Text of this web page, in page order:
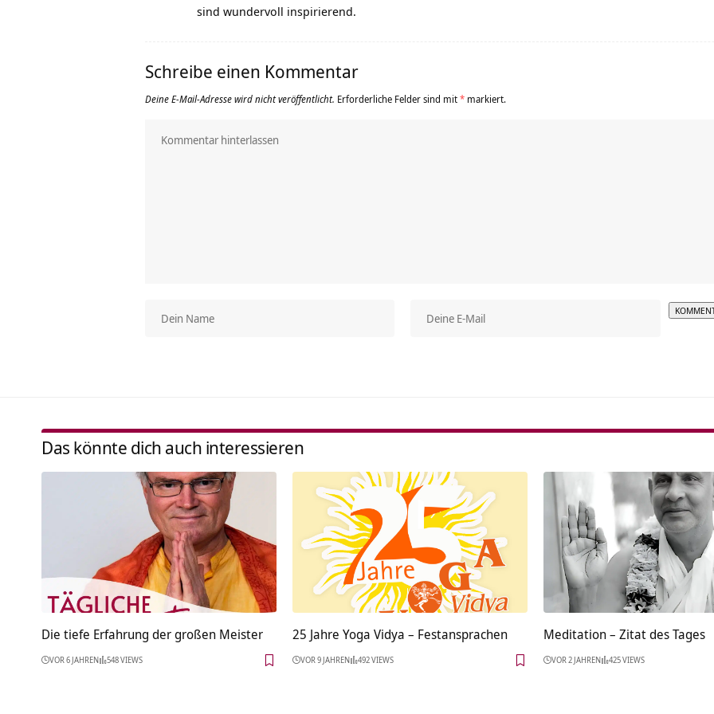
sind wundervoll inspirierend.
Schreibe einen Kommentar
Deine E-Mail-Adresse wird nicht veröffentlicht. Erforderliche Felder sind mit* markiert.
Das könnte dich auch interessieren
Die tiefe Erfahrung der großen Meister
VOR 6 JAHREN 548 VIEWS
25 Jahre Yoga Vidya – Festansprachen
VOR 9 JAHREN 492 VIEWS
Meditation – Zitat des Tages
VOR 2 JAHREN 425 VIEWS